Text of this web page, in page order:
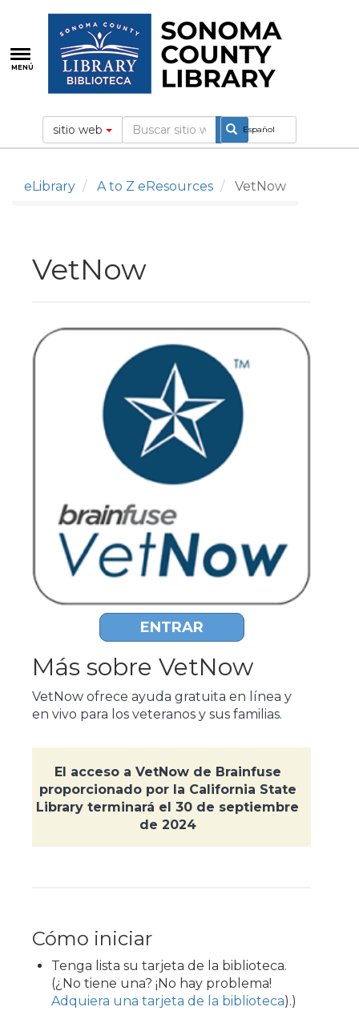
contenido
principal
MENÚ
Español
sitio web
eLibrary A to Z eResources VetNow
VetNow
ENTRAR
Más sobre VetNow
VetNow ofrece ayuda gratuita en línea y
en vivo para los veteranos y sus familias.
El acceso a VetNow de Brainfuse
proporcionado por la California State
Library terminará el 30 de septiembre
de 2024
Cómo iniciar
Tenga lista su tarjeta de la biblioteca.
(¿No tiene una? ¡No hay problema!
Adquiera una tarjeta de la biblioteca).)